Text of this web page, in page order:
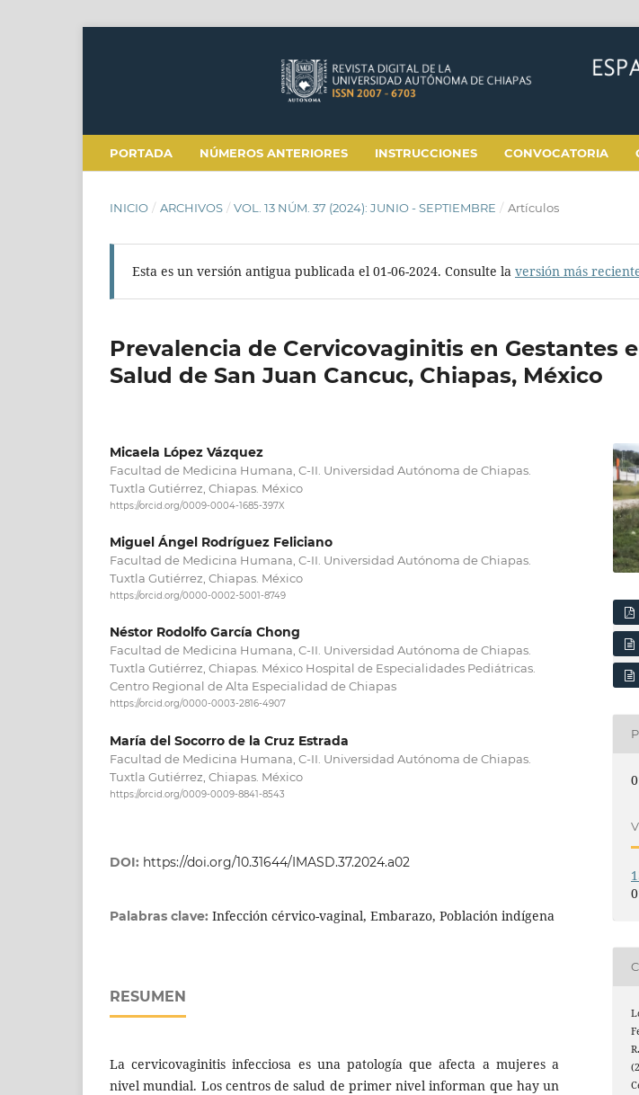
PORTADA NÚMEROS ANTERIORES INSTRUCCIONES CONVOCATORIA
INICIO / ARCHIVOS / VOL. 13 NÚM. 37 (2024): JUNIO - SEPTIEMBRE / Artículos
Esta es un versión antigua publicada el 01-06-2024. Consulte la versión más
Prevalencia de Cervicovaginitis en Gestantes
Salud de San Juan Cancuc, Chiapas, México
Micaela López Vázquez
Facultad de Medicina Humana, C-II. Universidad Autónoma de Chiapas.
Tuxtla Gutiérrez, Chiapas. México
https://orcid.org/0009-0004-1685-397X
Miguel Ángel Rodríguez Feliciano
Facultad de Medicina Humana, C-II. Universidad Autónoma de Chiapas.
Tuxtla Gutiérrez, Chiapas. México
https://orcid.org/0000-0002-5001-8749
Néstor Rodolfo García Chong
Facultad de Medicina Humana, C-II. Universidad Autónoma de Chiapas.
Tuxtla Gutiérrez, Chiapas. México Hospital de Especialidades Pediátricas.
Centro Regional de Alta Especialidad de Chiapas
https://orcid.org/0000-0003-2816-4907
María del Socorro de la Cruz Estrada
Facultad de Medicina Humana, C-II. Universidad Autónoma de Chiapas.
Tuxtla Gutiérrez, Chiapas. México
https://orcid.org/0009-0009-8841-8543
DOI: https://doi.org/10.31644/IMASD.37.2024.a02
Palabras clave: Infección cérvico-vaginal, Embarazo, Población indígena
RESUMEN
La cervicovaginitis infecciosa es una patología que afecta a mujeres a
nivel mundial. Los centros de salud de primer nivel informan que hay un